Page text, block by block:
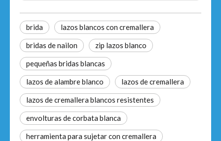
brida lazos blancos con cremallera
bridas de nailon zip lazos blanco
pequeñas bridas blancas
lazos de alambre blanco lazos de cremallera
lazos de cremallera blancos resistentes
envolturas de corbata blanca
herramienta para sujetar con cremallera